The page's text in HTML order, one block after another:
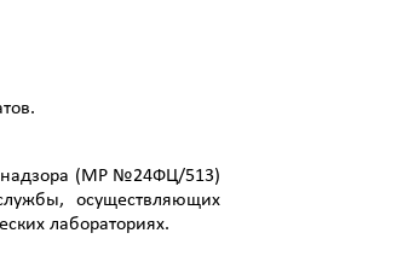
(МР №24ФЦ/513)
осуществляющих
лабораториях.